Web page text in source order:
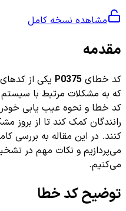
مشاهده نسخه کامل
مقدمه
کد خطای P0375 یکی از
که به مشکلات مرتبط با سیستم
کد خطا و نحوه عیب یابی
رانندگان کمک کند تا از بروز
می‌پردازیم و نکات مهم در
می‌کنیم.
توضیح کد خطا